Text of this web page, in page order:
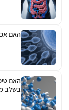
האם
האם
בשלב